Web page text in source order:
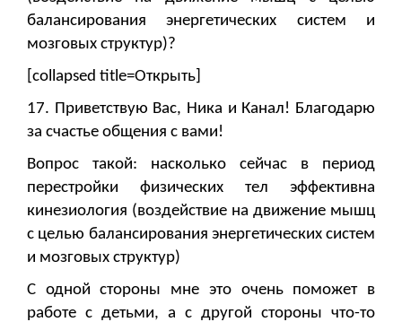
балансирования энергетических систем и
мозговых структур)?
[collapsed title=Открыть]
17. Приветствую Вас, Ника и Канал! Благодарю
за счастье общения с вами!
Вопрос такой: насколько сейчас в период
перестройки физических тел эффективна
кинезиология (воздействие на движение мышц
с целью балансирования энергетических систем
и мозговых структур)
С одной стороны мне это очень поможет в
работе с детьми, а с другой стороны что-то